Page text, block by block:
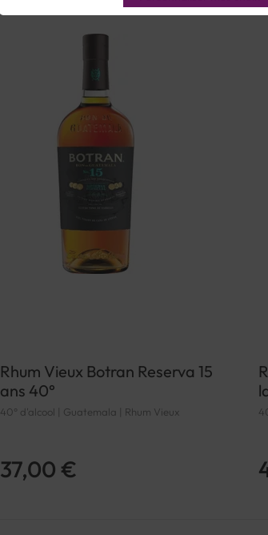
Rhum Vieux Botran Reserva 15
ans 40°
40° d'alcool | Guatemala | Rhum Vieux
37,00 €